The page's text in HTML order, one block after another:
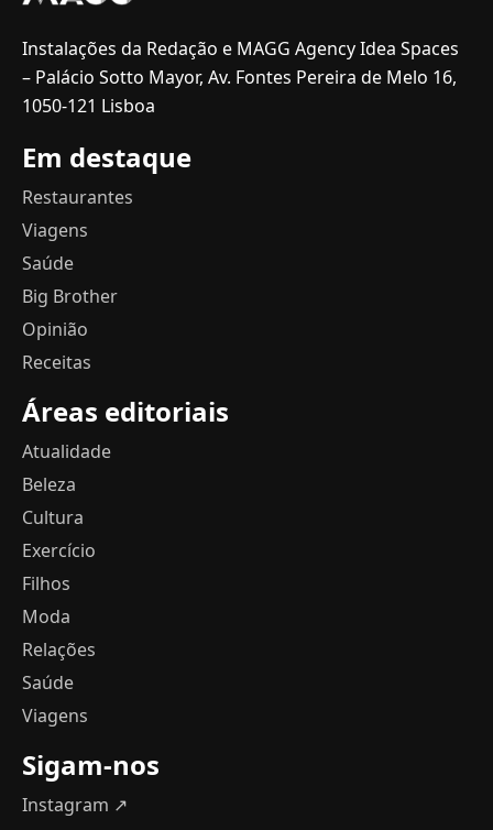
Instalações da Redação e MAGG Agency Idea Spaces
– Palácio Sotto Mayor, Av. Fontes Pereira de Melo 16,
1050-121 Lisboa
Em destaque
Restaurantes
Viagens
Saúde
Big Brother
Opinião
Receitas
Áreas editoriais
Atualidade
Beleza
Cultura
Exercício
Filhos
Moda
Relações
Saúde
Viagens
Sigam-nos
Instagram ↗